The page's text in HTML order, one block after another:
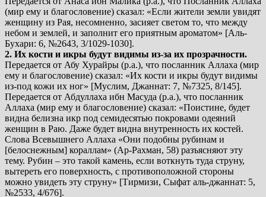
(мир ему и благословение) сказал: «Если жители земли увидят
женщину из Рая, несомненно, засияет светом то, что между
небом и землей, и заполнит его приятным ароматом» [Аль-
Бухари: 6, №2643, 3/1029-1030].
2. Их кости и икры будут видимы из-за их прозрачности.
Передается от Абу Хурайры (р.а.), что посланник Аллаха (мир
ему и благословение) сказал: «Их кости и икры будут видимы
из-под кожи их ног» [Муслим, Джаннат: 7, №7325, 8/145].
Передается от Абдуллаха ибн Масуда (р.а.), что посланник
Аллаха (мир ему и благословение) сказал: «Поистине, будет
видна белизна икр под семидесятью покровами одеяний
женщин в Раю. Даже будет видна внутренность их костей.
Слова Всевышнего Аллаха «Они подобны рубинам и
[белоснежным] кораллам» (Ар-Рахман, 58) разъясняют эту
тему. Рубин – это такой камень, если воткнуть туда струну,
вытереть его поверхность, с противоположной стороны
можно увидеть эту струну» [Тирмизи, Сыфат аль-джаннат: 5,
№2533, 4/676].